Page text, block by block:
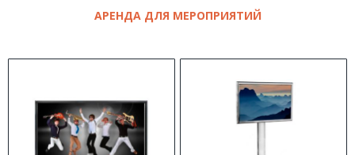
АРЕНДА ДЛЯ МЕРОПРИЯТИЙ